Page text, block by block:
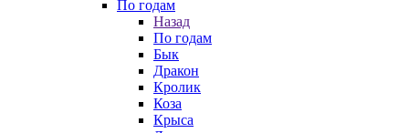
По годам
Назад
По годам
Бык
Дракон
Кролик
Коза
Крыса